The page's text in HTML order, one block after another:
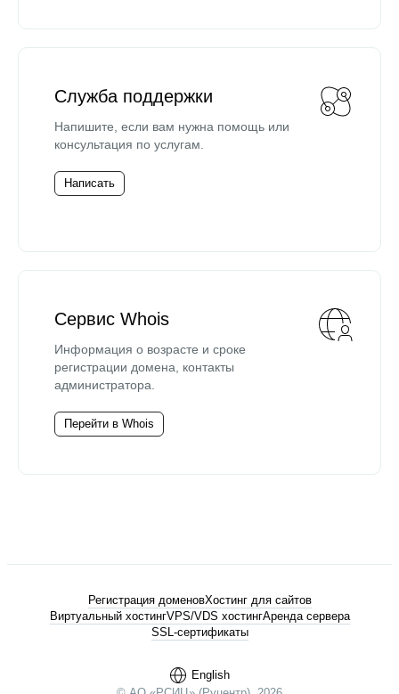
Служба поддержки
Напишите, если вам нужна помощь или
консультация по услугам.
Написать
Сервис Whois
Информация о возрасте и сроке
регистрации домена, контакты
администратора.
Перейти в Whois
English
Регистрация доменовХостинг для сайтов
Виртуальный хостингVPS/VDS хостингАренда сервера
SSL-сертификаты